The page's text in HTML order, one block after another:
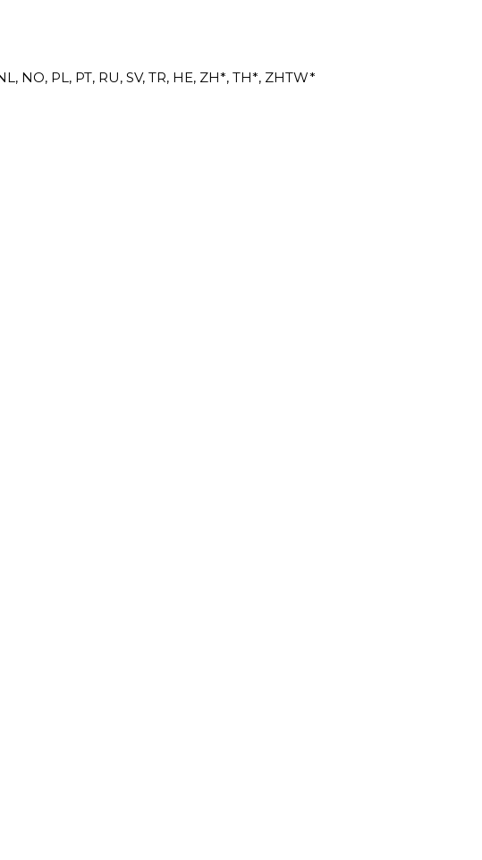
NO, PL, PT, RU, SV, TR, HE, ZH*, TH*, ZHTW*